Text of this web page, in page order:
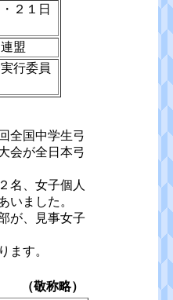
２１日
盟
行委員
全国中学生弓
会が全日本弓
名、女子個人
いました。
が、見事女子
ます。
（敬称略）